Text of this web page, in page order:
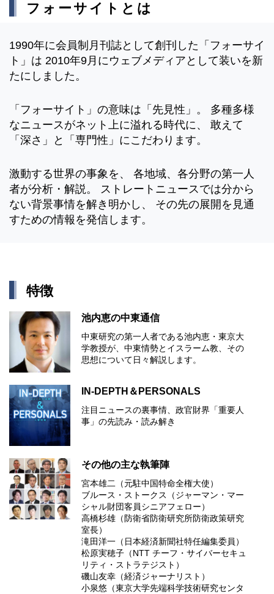
フォーサイトとは
1990年に会員制月刊誌として創刊した「フォーサイ
ト」は 2010年9月にウェブメディアとして装いを新
たにしました。
「フォーサイト」の意味は「先見性」。 多種多様
なニュースがネット上に溢れる時代に、 敢えて
「深さ」と「専門性」にこだわります。
激動する世界の事象を、 各地域、各分野の第一人
者が分析・解説。 ストレートニュースでは分から
ない背景事情を解き明かし、 その先の展開を見通
すための情報を発信します。
特徴
池内恵の中東通信
中東研究の第⼀⼈者である池内恵・東京⼤
学教授が、中東情勢とイスラーム教、その
思想について⽇々解説します。
IN-DEPTH＆PERSONALS
注目ニュースの裏事情、政官財界「重要人
事」の先読み・読み解き
その他の主な執筆陣
宮本雄二（元駐中国特命全権大使）
ブルース・ストークス（ジャーマン・マー
シャル財団客員シニアフェロー）
高橋杉雄（防衛省防衛研究所防衛政策研究
室長）
滝田洋一（日本経済新聞社特任編集委員）
松原実穂子（NTT チーフ・サイバーセキュ
リティ・ストラテジスト）
磯山友幸（経済ジャーナリスト）
小泉悠（東京大学先端科学技術研究センタ